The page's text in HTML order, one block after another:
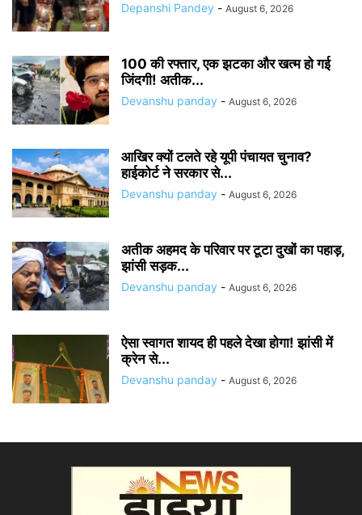
Depanshi Pandey - August 6, 2026
100 की रफ्तार, एक झटका और खत्म हो गई
जिंदगी! अतीक...
Devanshu panday - August 6, 2026
आखिर क्यों टलते रहे यूपी पंचायत चुनाव?
हाईकोर्ट ने सरकार से...
Devanshu panday - August 6, 2026
अतीक अहमद के परिवार पर टूटा दुखों का पहाड़,
झांसी सड़क...
Devanshu panday - August 6, 2026
ऐसा स्वागत शायद ही पहले देखा होगा! झांसी में
क्रेन से...
Devanshu panday - August 6, 2026